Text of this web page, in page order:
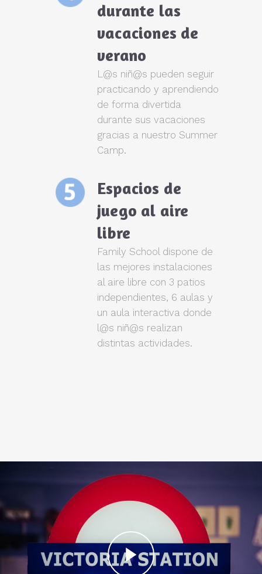
durante las
vacaciones de
verano
L@s niñ@s pueden seguir
practicando y aprendiendo
de forma divertida
durante sus vacaciones
gracias a nuestro Summer
Camp.
Espacios de
juego al aire
libre
Family School dispone de
las mejores instalaciones
al aire libre con 3 patios
independientes, 6 aulas y
un aula interactiva donde
l@s niñ@s realizan
distintas actividades.